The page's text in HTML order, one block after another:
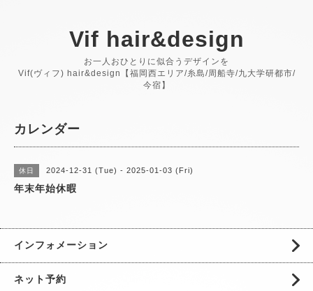
Vif hair&design
お一人おひとりに似合うデザインを
Vif(ヴィフ) hair&design【福岡西エリア/糸島/周船寺/九大学研都市/
今宿】
カレンダー
休日 2024-12-31 (Tue) - 2025-01-03 (Fri)
年末年始休暇
インフォメーション
ネット予約